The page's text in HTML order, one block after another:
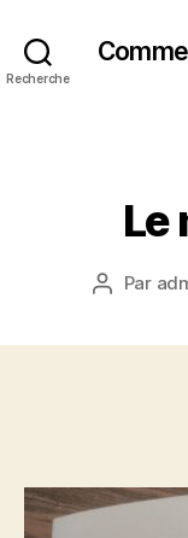
Recherche
Le
Auteur
Par